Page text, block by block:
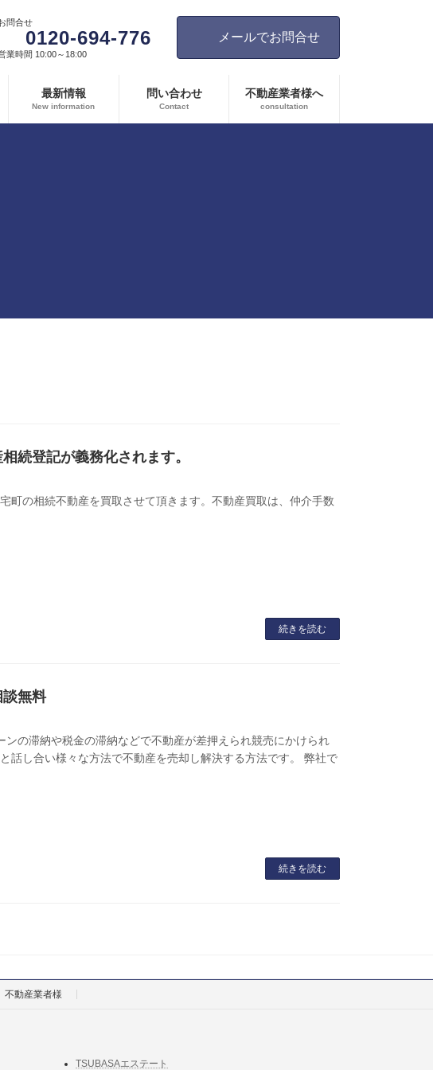
問合せ
0120-694-776
業時間 10:00～18:00
メールでお問合せ
最新情報
New information
問い合わせ
Contact
不動産業者様へ
consultation
続登記が義務化されます。
町の相続不動産を買取させて頂きます。不動産買取は、仲介手数
続きを読む
談無料
の滞納や税金の滞納などで不動産が差押えられ競売にかけられ
話し合い様々な方法で不動産を売却し解決する方法です。 弊社で
続きを読む
不動産業者様
TSUBASAエステート